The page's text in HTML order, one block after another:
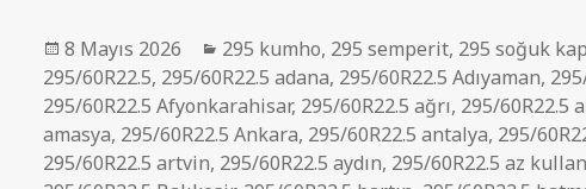
Yayın
tarihi
8 Mayıs 2026 Kategoriler
295 kumho, 295 semperit, 295 soğuk
295/60R22.5, 295/60R22.5 adana, 295/60R22.5 Adıyaman,
295/60R22.5 Afyonkarahisar, 295/60R22.5 ağrı, 295/60R22.5
amasya, 295/60R22.5 Ankara, 295/60R22.5 antalya, 295/
295/60R22.5 artvin, 295/60R22.5 aydın, 295/60R22.5 az